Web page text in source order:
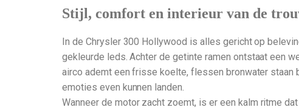
Stijl, comfort en interieur van de
In de Chrysler 300 Hollywood is alles gericht op
gekleurde leds. Achter de getinte ramen ontstaat een
airco ademt een frisse koelte, flessen bronwater staan
emoties even kunnen landen.
Wanneer de motor zacht zoemt, is er een kalm ritme